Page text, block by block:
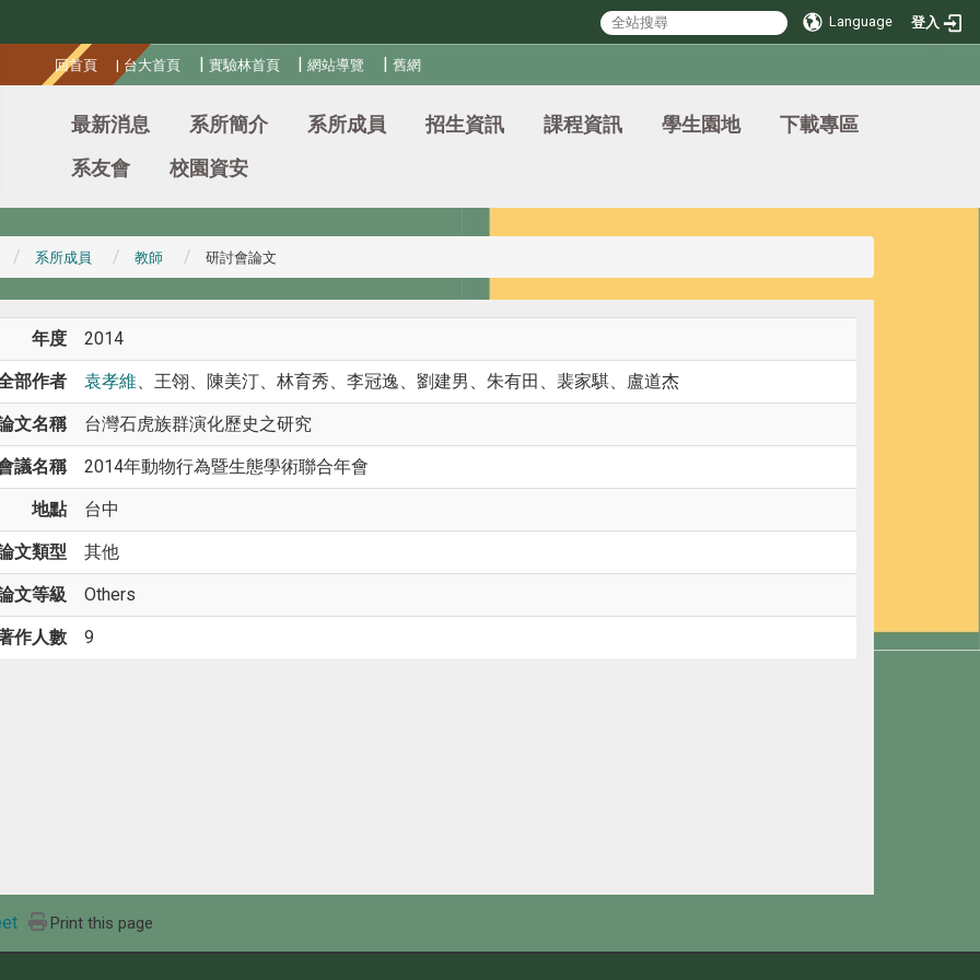
Language 登入
回首頁 | 台大首頁 | 實驗林首頁 |網站導覽 |舊網
最新消息 系所簡介 系所成員 招生資訊 課程資訊 學生園地
下載專區
系友會
校園資安
系所成員 教師 研討會論文
年度 2014
部作者 袁孝維、王翎、陳美汀、林育秀、李冠逸、劉建男、朱有田、裴家騏、盧道杰
文名稱 台灣石虎族群演化歷史之研究
議名稱 2014年動物行為暨生態學術聯合年會
地點 台中
文類型 其他
文等級 Others
作人數 9
Print this page